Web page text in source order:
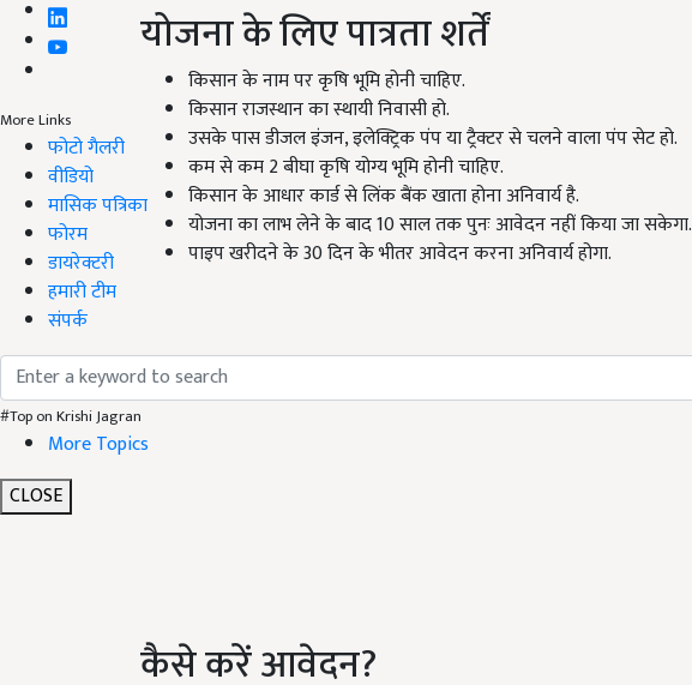
More Links
फोटो गैलरी
वीडियो
मासिक पत्रिका
फोरम
डायरेक्टरी
हमारी टीम
संपर्क
#Top on Krishi Jagran
More Topics
CLOSE
योजना के लिए पात्रता शर्तें
किसान के नाम पर कृषि भूमि होनी चाहिए.
किसान राजस्थान का स्थायी निवासी हो.
उसके पास डीजल इंजन, इलेक्ट्रिक पंप या ट्रैक्टर से चलने वाला पंप सेट हो.
कम से कम 2 बीघा कृषि योग्य भूमि होनी चाहिए.
किसान के आधार कार्ड से लिंक बैंक खाता होना अनिवार्य है.
योजना का लाभ लेने के बाद 10 साल तक पुनः आवेदन नहीं किया जा सकेगा.
पाइप खरीदने के 30 दिन के भीतर आवेदन करना अनिवार्य होगा.
कैसे करें आवेदन?